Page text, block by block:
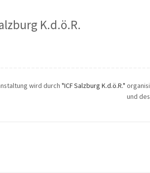
K.d.ö.R.
wird durch"ICF Salzburg K.d.ö.R."
und